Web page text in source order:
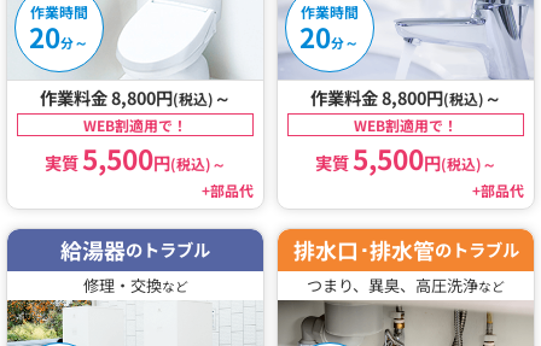
作業時間
20分～
作業料金 8,800円(税込) ～
WEB割適用で！
実質5,500円(税込)～
+部品代
作業時間
20分～
作業料金 8,800円(税込) ～
WEB割適用で！
実質5,500円(税込)～
+部品代
給湯器のトラブル
修理・交換など
排水口･排水管のトラブル
つまり、異臭、高圧洗浄など